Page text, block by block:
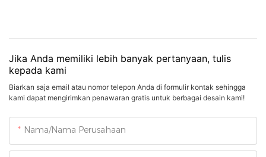
Jika Anda memiliki lebih banyak pertanyaan, tulis
kepada kami
Biarkan saja email atau nomor telepon Anda di formulir kontak sehingga
kami dapat mengirimkan penawaran gratis untuk berbagai desain kami!
Nama/Nama Perusahaan